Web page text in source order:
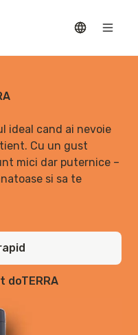
ideal cand ai nevoie
Cu un gust
mici dar puternice –
si sa te
doTERRA